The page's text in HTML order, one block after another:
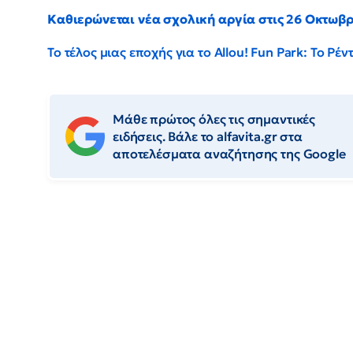
Καθιερώνεται νέα σχολική αργία στις 26
Το τέλος μιας εποχής για το Allou! Fun Park: Το
Μάθε πρώτος όλες τις σημαντικές
ειδήσεις. Βάλε το alfavita.gr στα
αποτελέσματα αναζήτησης της Google